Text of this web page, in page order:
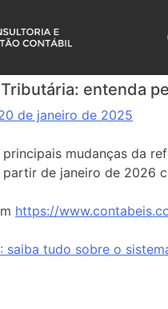
entenda
de janeiro de 2025
principais mudanças da
partir de janeiro de 2026
https://
saiba tudo sobre o